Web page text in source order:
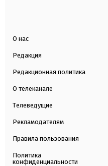
О нас
Редакция
Редакционная политика
О телеканале
Телеведущие
Рекламодателям
Правила пользования
Политика
конфиденциальности